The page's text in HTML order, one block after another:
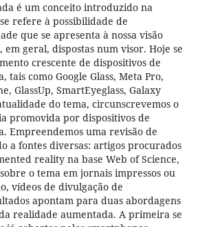
é um conceito introduzido na
refere à possibilidade de
que se apresenta à nossa visão
em geral, dispostas num visor. Hoje se
crescente de dispositivos de
tais como Google Glass, Meta Pro,
GlassUp, SmartEyeglass, Galaxy
do tema, circunscrevemos o
promovida por dispositivos de
Empreendemos uma revisão de
a fontes diversas: artigos procurados
reality na base Web of Science,
o tema em jornais impressos ou
vídeos de divulgação de
apontam para duas abordagens
realidade aumentada. A primeira se